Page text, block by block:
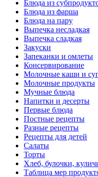
Блюда из
Блюда из фарша
Блюда на пару
Выпечка несладкая
Выпечка сладкая
Закуски
Запеканки и омлеты
Консервирование
Молочные каши и
Молочные продукты
Мучные блюда
Напитки и десерты
Первые блюда
Постные рецепты
Разные рецепты
Рецепты для детей
Салаты
Торты
Хлеб, булочки,
Таблица мер